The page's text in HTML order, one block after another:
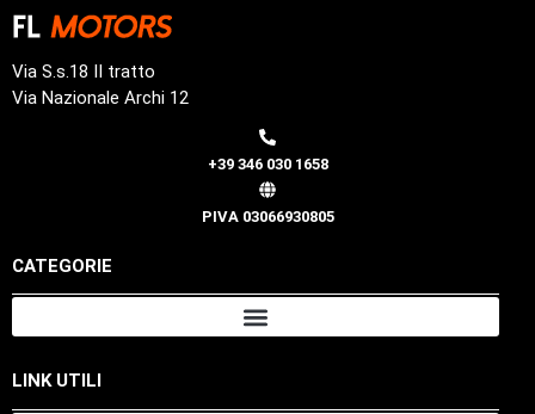
Via S.s.18 II tratto
Via Nazionale Archi 12
+39 346 030 1658
PIVA 03066930805
CATEGORIE
LINK UTILI